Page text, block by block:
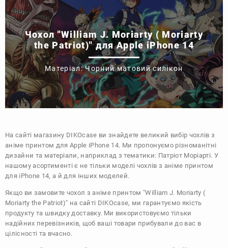
Чохол "William J. Moriarty ( Moriarty
the Patriot)" для Apple iPhone 14
Матеріал: Чорний матовий силікон
На сайті магазину DIKOcase ви знайдете великий вибір чохлів з
аніме принтом для Apple iPhone 14. Ми пропонуємо різноманітні
дизайни та матеріали, наприклад з тематики: Патріот Моріарті. У
нашому асортименті є не тільки моделі чохлів з аніме принтом
для iPhone 14, а й для інших моделей.
Якщо ви замовите чохол з аніме принтом "William J. Moriarty (
Moriarty the Patriot)" на сайті DIKOcase, ми гарантуємо якість
продукту та швидку доставку. Ми використовуємо тільки
надійних перевізників, щоб ваші товари прибували до вас в
цілісності та вчасно.